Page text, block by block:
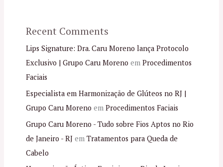
Recent Comments
Lips Signature: Dra. Caru Moreno lança Protocolo
Exclusivo | Grupo Caru Moreno em Procedimentos
Faciais
Especialista em Harmonização de Glúteos no RJ |
Grupo Caru Moreno em Procedimentos Faciais
Grupo Caru Moreno - Tudo sobre Fios Aptos no Rio
de Janeiro - RJem Tratamentos para Queda de
Cabelo